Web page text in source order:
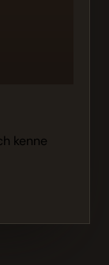
kenne